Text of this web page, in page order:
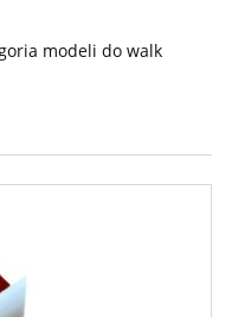
modeli do walk